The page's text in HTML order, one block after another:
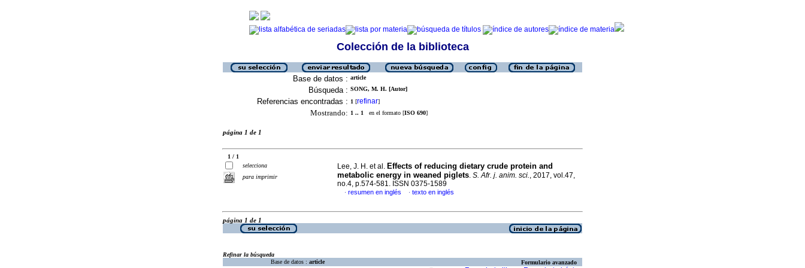
Colección de la biblioteca
Base de datos : article
Búsqueda : SONG, M. H. [Autor]
Referencias encontradas : 1 [refinar]
Mostrando: 1 .. 1 en el formato [ISO 690]
página 1 de 1
1 / 1
selecciona
para imprimir
Lee, J. H. et al. Effects of reducing dietary crude protein and
metabolic energy in weaned piglets. S. Afr. j. anim. sci., 2017, vol.47,
no.4, p.574-581. ISSN 0375-1589
· resumen en inglés · texto en inglés
página 1 de 1
Refinar la búsqueda
Base de datos : article Formulario avanzado